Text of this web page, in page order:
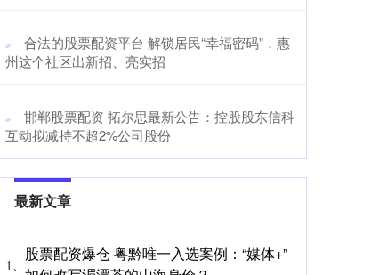
​合法的股票配资平台 解锁居民“幸福密码”，惠
州这个社区出新招、亮实招
​邯郸股票配资 拓尔思最新公告：控股股东信科
互动拟减持不超2%公司股份
最新文章
1、
股票配资爆仓 粤黔唯一入选案例：“媒体+”